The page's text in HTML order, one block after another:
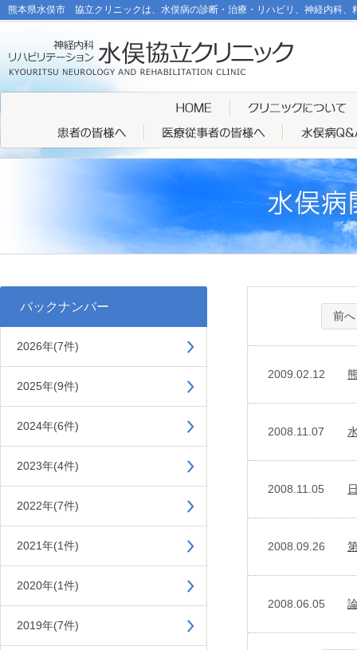
熊本県水俣市 協立クリニックは、水俣病の診断・治療・リハビリ、神経内科、
バックナンバー
2026年(7件)
2025年(9件)
2024年(6件)
2023年(4件)
2022年(7件)
2021年(1件)
2020年(1件)
2019年(7件)
前へ
2009.02.12
2008.11.07
2008.11.05
2008.09.26
2008.06.05